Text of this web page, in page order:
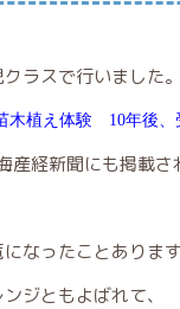
ラスで行いました。
木植え体験 10年後、
産経新聞にも掲載さ
なったことありま
ジともよばれて、